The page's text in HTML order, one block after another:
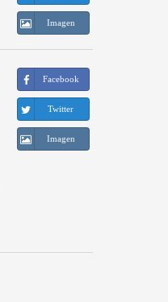
Imagen
Facebook
Twitter
Imagen